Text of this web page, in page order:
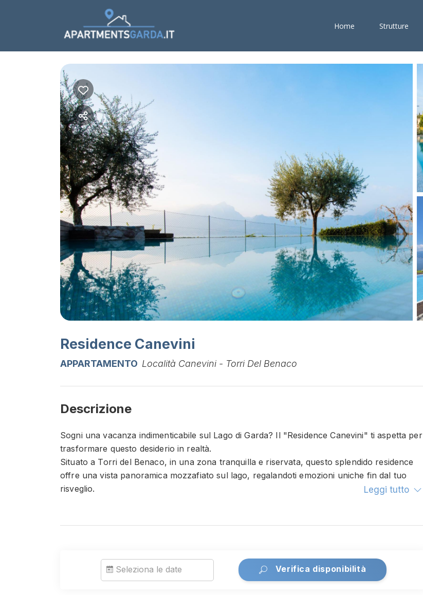
Home Strutture
Residence Canevini
APPARTAMENTO Località Canevini - Torri Del Benaco
Descrizione
Sogni una vacanza indimenticabile sul Lago di Garda? Il "Residence Canevini" ti aspetta per
trasformare questo desiderio in realtà.
Situato a Torri del Benaco, in una zona tranquilla e riservata, questo splendido residence
offre una vista panoramica mozzafiato sul lago, regalandoti emozioni uniche fin dal tuo
risveglio.
Il residence dispone di una grande piscina in comune, perfetta per rilassarsi e rinfrescarsi
Il centro storico di Torri del Benaco, con i suoi vicoli pittoreschi e i suoi ristoranti
caratteristici, dista solo 1 km, offrendoti la possibilità di esplorare le meraviglie del paese in
Leggi tutto
Seleziona le date Verifica disponibilità